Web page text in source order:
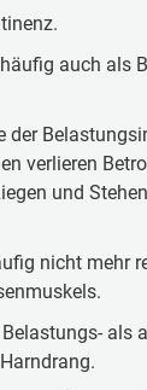
auch als
der
verlieren
und
nicht mehr